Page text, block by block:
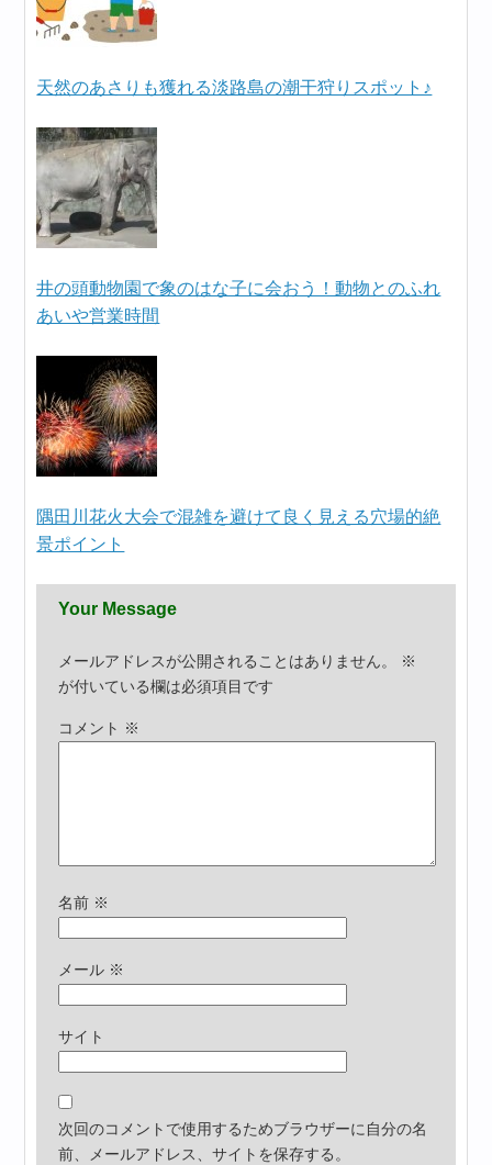
天然のあさりも獲れる淡路島の潮干狩りスポット♪
井の頭動物園で象のはな子に会おう！動物とのふれ
あいや営業時間
隅田川花火大会で混雑を避けて良く見える穴場的絶
景ポイント
Your Message
メールアドレスが公開されることはありません。
※
が付いている欄は必須項目です
コメント ※
名前 ※
メール ※
サイト
次回のコメントで使用するためブラウザーに自分の名
前、メールアドレス、サイトを保存する。